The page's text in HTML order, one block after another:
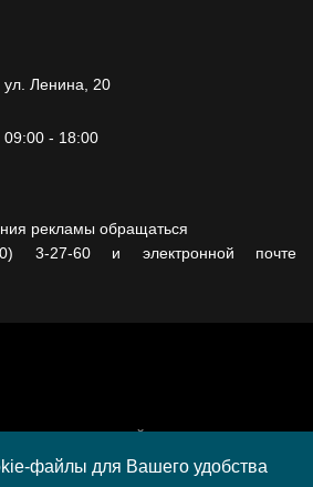
ул. Ленина, 20
09:00 - 18:00
рекламы обращаться
3-27-60 и электронной почте
в рамках XIII Конкурса социальных и
файлы для Вашего удобства